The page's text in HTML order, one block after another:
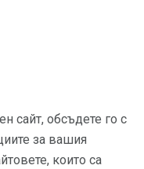
сайт, обсъдете го с
за вашия
които са